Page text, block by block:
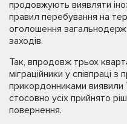
продовжують виявляти
правил перебування на
оголошення
заходів.
Так, впродовж трьох
міграційники у співпраці
прикордонниками виявили
стосовно усіх прийнято
повернення.